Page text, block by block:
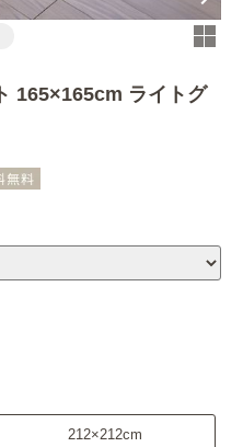
165×165cm ライトグ
212×212cm